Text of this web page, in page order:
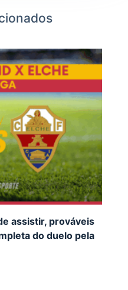
assistir, prováveis
do duelo pela